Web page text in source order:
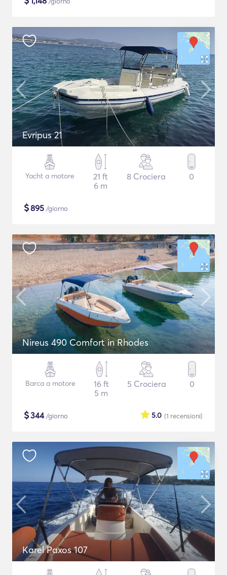
Evripus 21
Yacht a motore
21 ft
6 m
8 Crociera 0
$895 /giorno
Nireus 490 Comfort in Rhodes
Barca a motore
16 ft
5 m
5 Crociera 0
$344/giorno (1 recensioni)
5.0
Karel Paxos 107